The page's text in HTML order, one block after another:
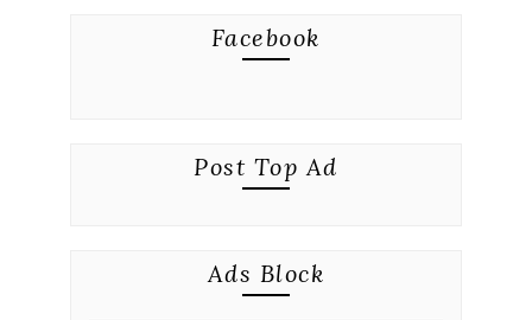
Facebook
Post Top Ad
Ads Block